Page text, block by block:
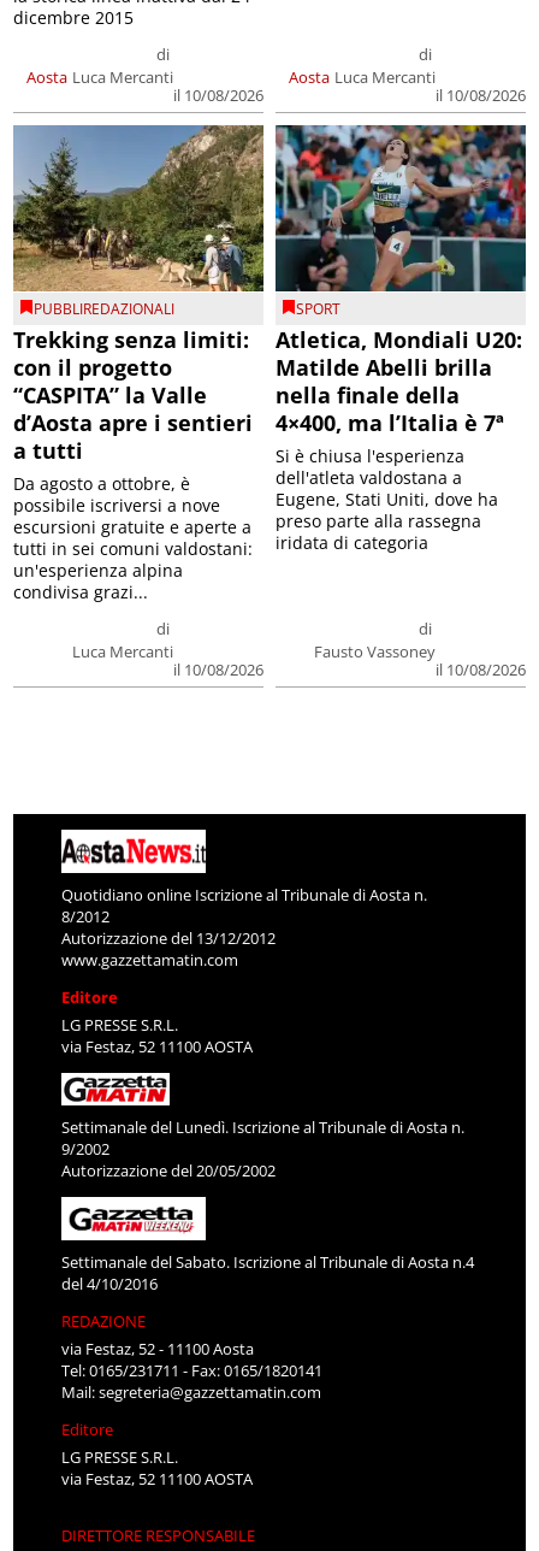
Aosta
di
Luca Mercanti
il 10/08/2026
dicembre 2015
Aosta
di
Luca Mercanti
il 10/08/2026
PUBBLIREDAZIONALI
Trekking senza limiti:
con il progetto
“CASPITA” la Valle
d’Aosta apre i sentieri
a tutti
di
Luca Mercanti
il 10/08/2026
Da agosto a ottobre, è
possibile iscriversi a nove
escursioni gratuite e aperte a
tutti in sei comuni valdostani:
un'esperienza alpina
condivisa grazi...
SPORT
Atletica, Mondiali U20:
Matilde Abelli brilla
nella finale della
4×400, ma l’Italia è 7ª
di
Fausto Vassoney
il 10/08/2026
Si è chiusa l'esperienza
dell'atleta valdostana a
Eugene, Stati Uniti, dove ha
preso parte alla rassegna
iridata di categoria
Quotidiano online Iscrizione al Tribunale di Aosta n.
8/2012
Autorizzazione del 13/12/2012
www.gazzettamatin.com
Editore
LG PRESSE S.R.L.
via Festaz, 52 11100 AOSTA
Settimanale del Lunedì. Iscrizione al Tribunale di Aosta n.
9/2002
Autorizzazione del 20/05/2002
Settimanale del Sabato. Iscrizione al Tribunale di Aosta n.4
del 4/10/2016
REDAZIONE
via Festaz, 52 - 11100 Aosta
Tel: 0165/231711 - Fax: 0165/1820141
Mail:segreteria@gazzettamatin.com
Editore
LG PRESSE S.R.L.
via Festaz, 52 11100 AOSTA
DIRETTORE RESPONSABILE